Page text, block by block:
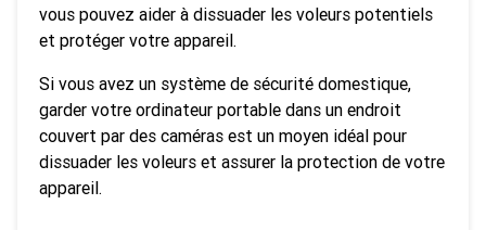
vous pouvez aider à dissuader les voleurs potentiels
et protéger votre appareil.
Si vous avez un système de sécurité domestique,
garder votre ordinateur portable dans un endroit
couvert par des caméras est un moyen idéal pour
dissuader les voleurs et assurer la protection de votre
appareil.